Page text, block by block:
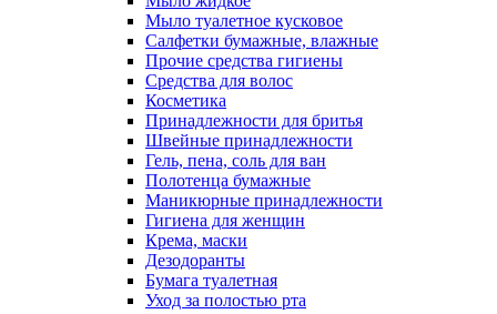
Мыло туалетное кусковое
Салфетки бумажные, влажные
Прочие средства гигиены
Средства для волос
Косметика
Принадлежности для бритья
Швейные принадлежности
Гель, пена, соль для ван
Полотенца бумажные
Маникюрные принадлежности
Гигиена для женщин
Крема, маски
Дезодоранты
Бумага туалетная
Уход за полостью рта